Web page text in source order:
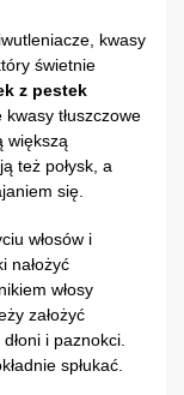
kwasy
świetnie
z pestek
tłuszczowe
większą
też połysk, a
się.
włosów i
nałożyć
włosy
założyć
i paznokci.
spłukać.